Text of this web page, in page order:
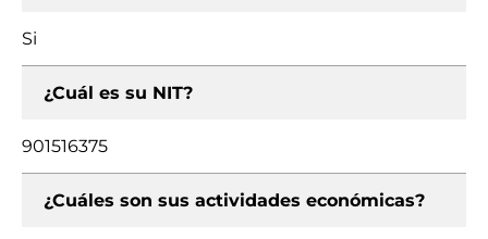
Si
¿Cuál es su NIT?
901516375
¿Cuáles son sus actividades económicas?